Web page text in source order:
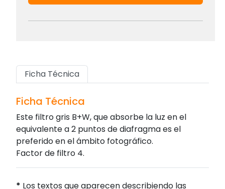
Ficha Técnica
Ficha Técnica
Este filtro gris B+W, que absorbe la luz en el
equivalente a 2 puntos de diafragma es el
preferido en el ámbito fotográfico.
Factor de filtro 4.
* Los textos que aparecen describiendo las